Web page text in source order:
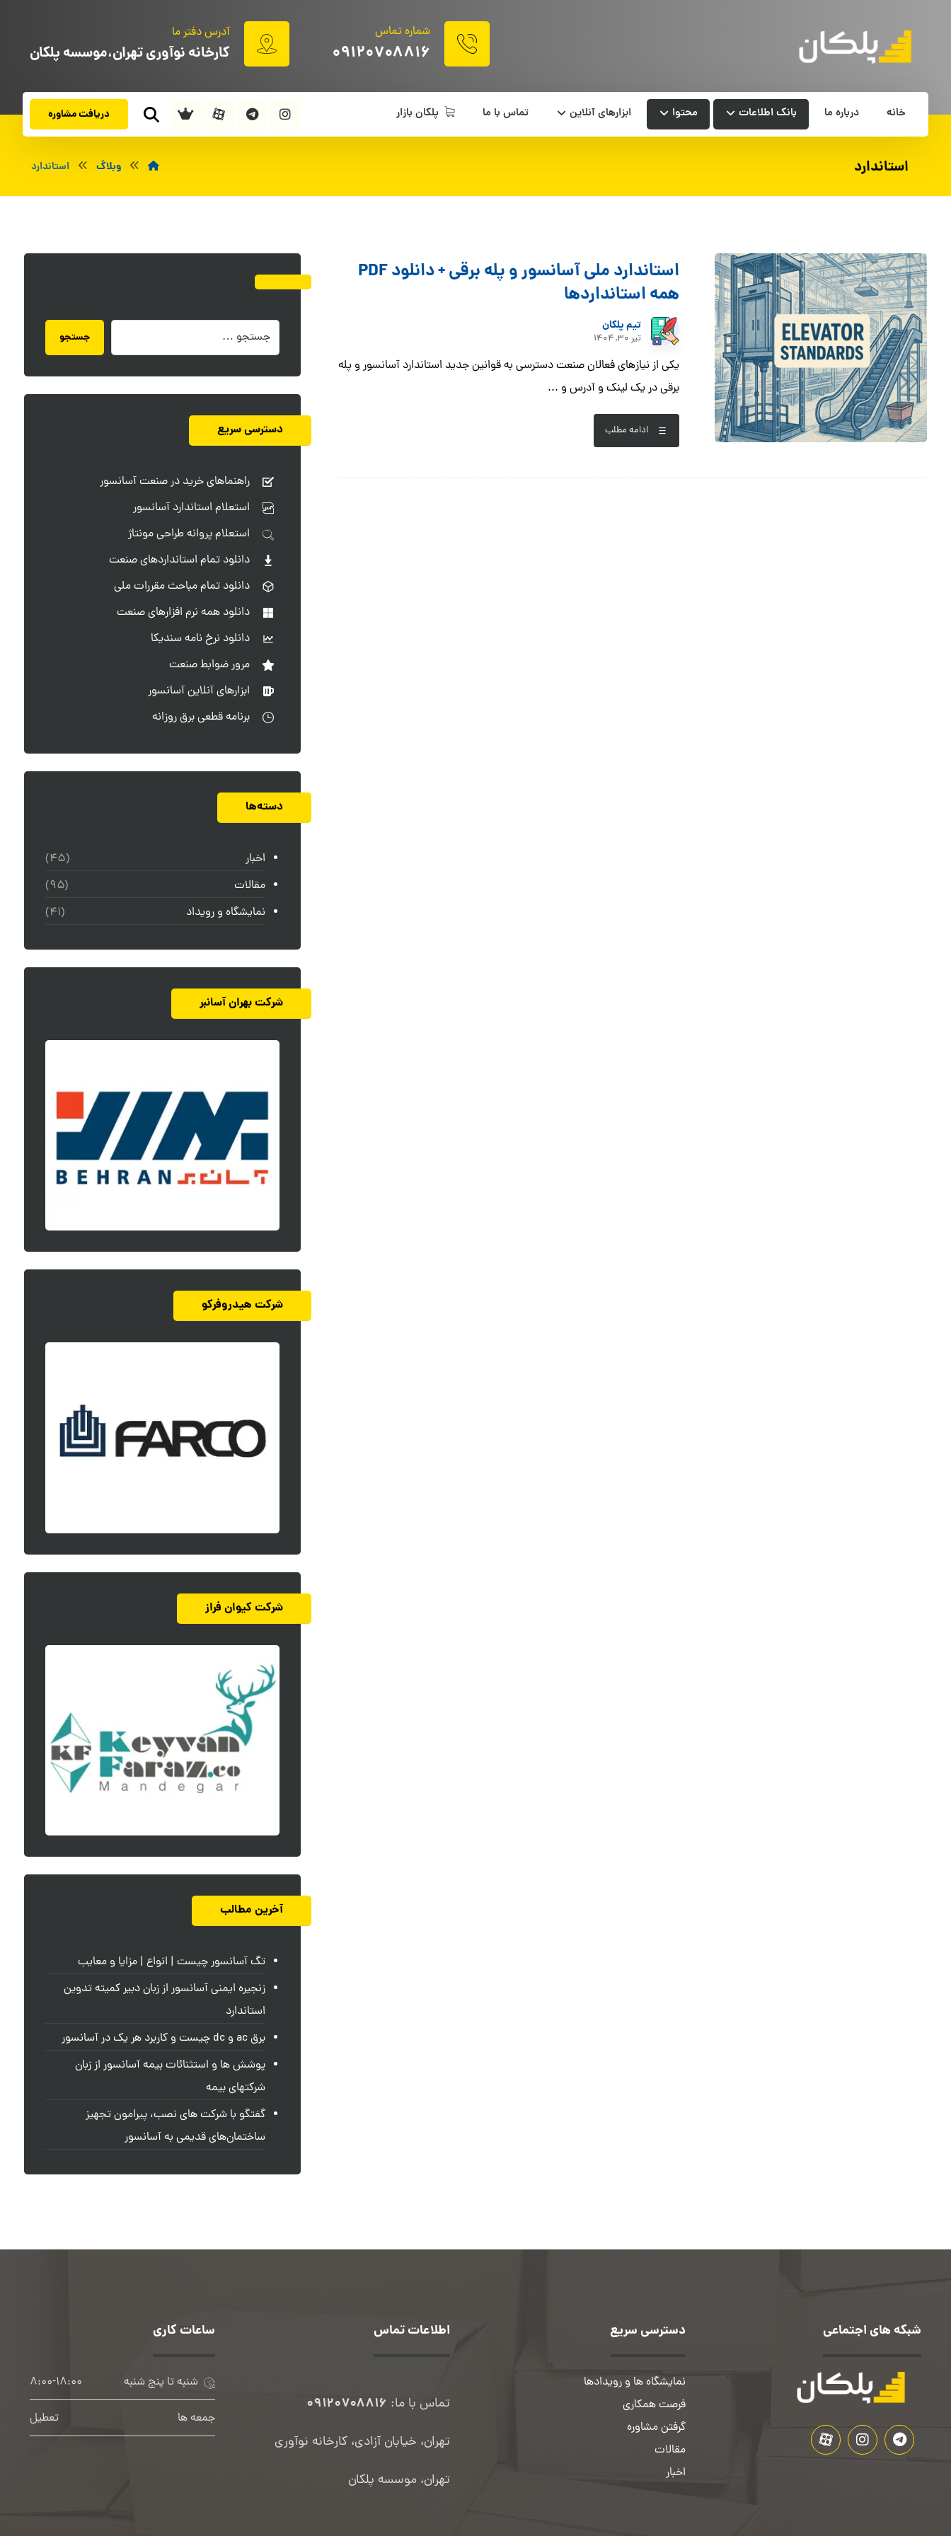
آدرس دفتر ما
کارخانه نوآوری تهران،موسسه پلکان
شماره تماس
۰۹۱۲۰۷۰۸۸۱۶
خانه درباره ما بانک اطلاعات محتوا ابزارهای آنلاین تماس با ما پلکان بازار دریافت مشاوره
استاندارد وبلاگ استاندارد
استاندارد ملی آسانسور و پله برقی + دانلود PDF
همه استانداردها
تیم پلکان
تیر ۳۰, ۱۴۰۴
یکی از نیازهای فعالان صنعت دسترسی به قوانین جدید استاندارد آسانسور و پله
برقی در یک لینک و آدرس و ...
ادامه مطلب
جستجو
دسترسی سریع
راهنماهای خرید در صنعت آسانسور
استعلام استاندارد آسانسور
استعلام پروانه طراحی مونتاژ
دانلود تمام استانداردهای صنعت
دانلود تمام مباحث مقررات ملی
دانلود همه نرم افزارهای صنعت
دانلود نرخ نامه سندیکا
مرور ضوابط صنعت
ابزارهای آنلاین آسانسور
برنامه قطعی برق روزانه
دسته‌ها
اخبار
(۴۵)
مقالات
(۹۵)
نمایشگاه و رویداد
(۴۱)
شرکت بهران آسانبر
شرکت هیدروفرکو
شرکت کیوان فراز
آخرین مطالب
تگ آسانسور چیست | انواع | مزایا و معایب
زنجیره ایمنی آسانسور از زبان دبیر کمیته تدوین
استاندارد
برق ac و dc چیست و کاربرد هر یک در آسانسور
پوشش ها و استثنائات بیمه آسانسور از زبان
شرکتهای بیمه
گفتگو با شرکت های نصب، پیرامون تجهیز
ساختمان‌های قدیمی به آسانسور
شبکه های اجتماعی دسترسی سریع
نمایشگاه ها و رویدادها
فرصت همکاری
گرفتن مشاوره
مقالات
اخبار
اطلاعات تماس
تماس با ما: ۰۹۱۲۰۷۰۸۸۱۶
تهران، خیابان آزادی، کارخانه نوآوری
تهران، موسسه پلکان
ساعات کاری
شنبه تا پنج شنبه ۸:۰۰-۱۸:۰۰
جمعه ها تعطیل